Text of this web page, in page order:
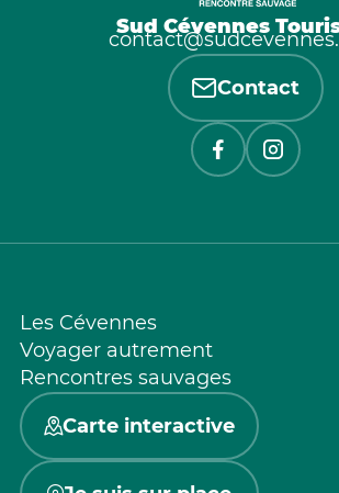
Sud Cévennes
Contact
Les Cévennes
Voyager autrement
Rencontres sauvages
Carte interactive